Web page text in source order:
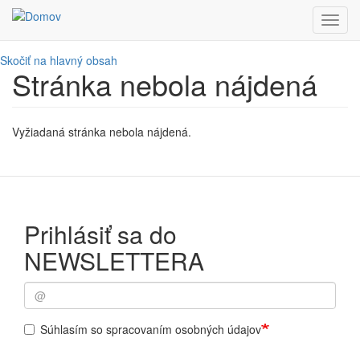
Skočiť na hlavný obsah
Stránka nebola nájdená
Vyžiadaná stránka nebola nájdená.
Prihlásiť sa do
NEWSLETTERA
Súhlasím so spracovaním osobných údajov